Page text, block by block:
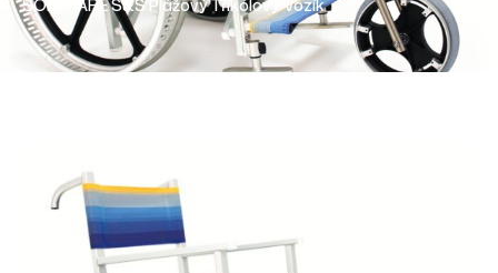
SOLEMARE S&S Plážový Tříkolový Vozík